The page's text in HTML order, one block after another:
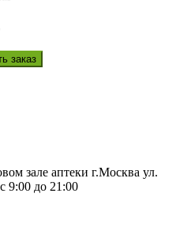
зале аптеки г.Москва ул.
9:00 до 21:00